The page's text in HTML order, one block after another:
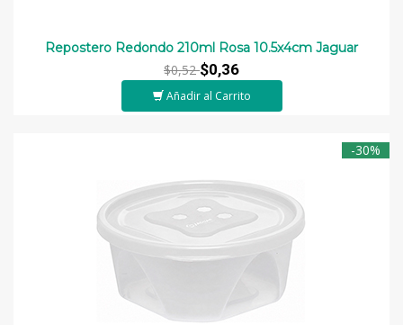
Repostero Redondo 210ml Rosa 10.5x4cm Jaguar
$0,52$0,36
Añadir al Carrito
-30%